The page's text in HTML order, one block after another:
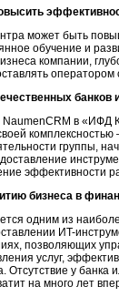
может быть
обучение и
компании,
оператором
в «ИФД
группы,
эффективности
бизнеса в
одним из
ИT-
позволяющих
услуг,
у
на много лет